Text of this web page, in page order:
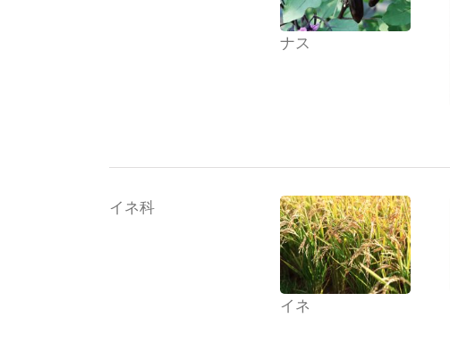
ナス
イネ科
イネ